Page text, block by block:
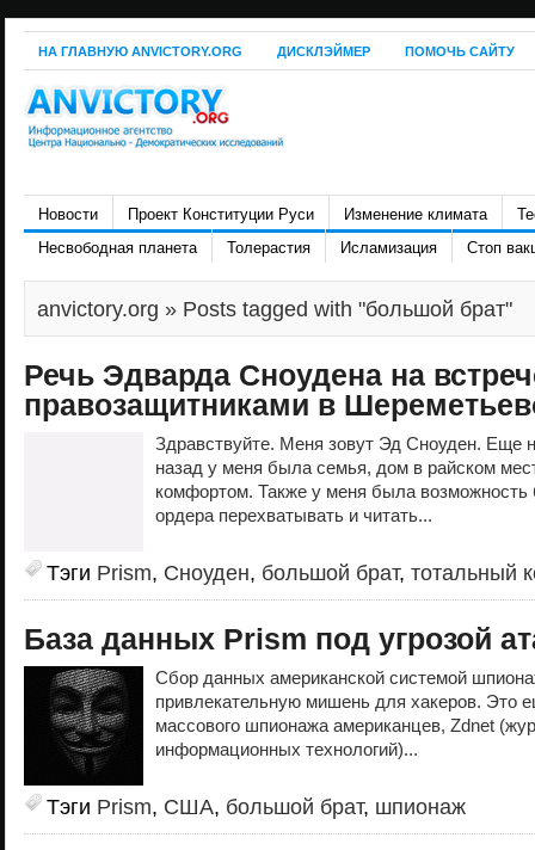
НА ГЛАВНУЮ ANVICTORY.ORG ДИСКЛЭЙМЕР ПОМОЧЬ САЙТУ
Новости Проект Конституции Руси Изменение климата
Несвободная планета
Толерастия Исламизация Стоп
anvictory.org » Posts tagged with "большой брат"
Речь Эдварда Сноудена на
правозащитниками в
Здравствуйте. Меня зовут Эд Сноуден. Еще
назад у меня была семья, дом в райском
комфортом. Также у меня была возможность
ордера перехватывать и читать...
Тэги Prism, Сноуден, большой брат, тотальный
База данных Prism под угрозой
Сбор данных американской системой
привлекательную мишень для хакеров. Это
массового шпионажа американцев, Zdnet
информационных технологий)...
Тэги Prism, США, большой брат, шпионаж